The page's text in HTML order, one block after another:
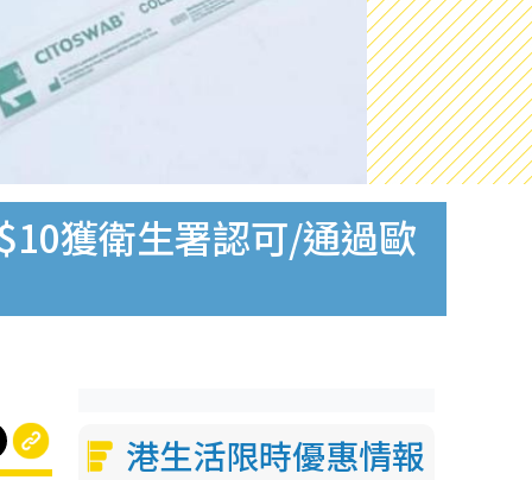
獲衛生署認可/通過歐
港生活限時優惠情報